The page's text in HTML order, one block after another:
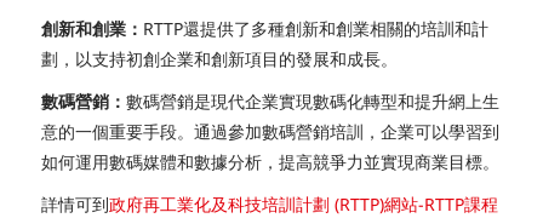
創新和創業： RTTP還提供了多種創新和創業相關的培訓和計
劃，以支持初創企業和創新項目的發展和成長。
數碼營銷：數碼營銷是現代企業實現數碼化轉型和提升網上生
意的一個重要手段。通過參加數碼營銷培訓，企業可以學習到
如何運用數碼媒體和數據分析，提高競爭力並實現商業目標。
詳情可到政府再工業化及科技培訓計劃 (RTTP)網站-RTTP課程